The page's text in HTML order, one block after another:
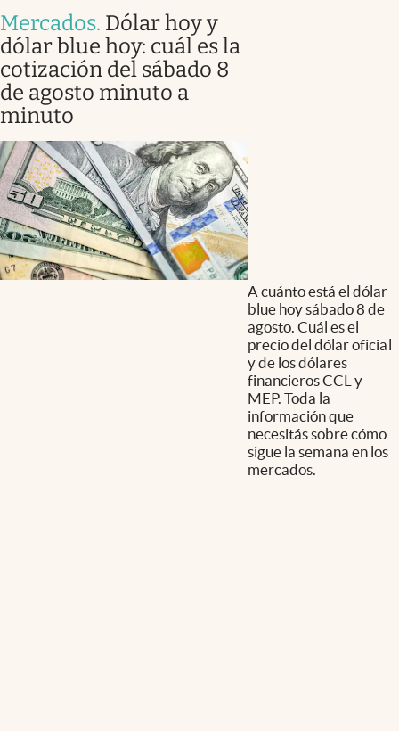
Mercados. Dólar hoy y
dólar blue hoy: cuál es la
cotización del sábado 8
de agosto minuto a
minuto
A cuánto está el dólar
blue hoy sábado 8 de
agosto. Cuál es el
precio del dólar oficial
y de los dólares
financieros CCL y
MEP. Toda la
información que
necesitás sobre cómo
sigue la semana en los
mercados.